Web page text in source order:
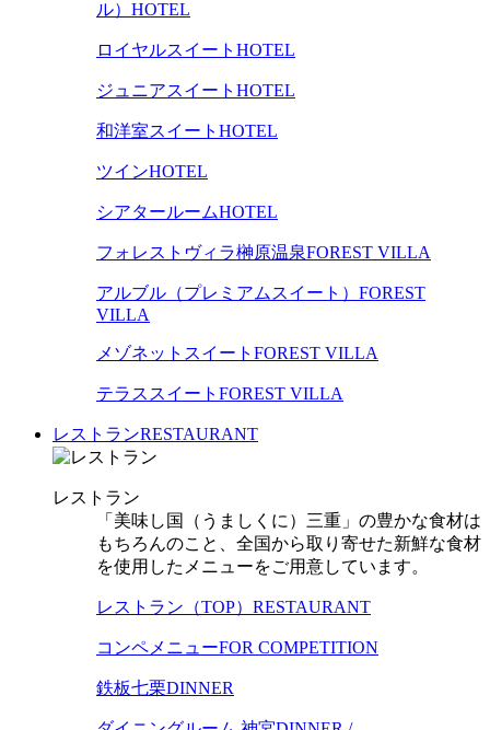
ル） HOTEL
ロイヤルスイート HOTEL
ジュニアスイート HOTEL
和洋室スイート HOTEL
ツインHOTEL
シアタールームHOTEL
フォレストヴィラ榊原温泉FOREST VILLA
アルブル（プレミアムスイート） FOREST
VILLA
メゾネットスイート FOREST VILLA
テラススイート FOREST VILLA
レストランRESTAURANT
レストラン
「美味し国（うましくに）三重」の豊かな食材は
もちろんのこと、全国から取り寄せた新鮮な食材
を使用したメニューをご用意しています。
レストラン（TOP） RESTAURANT
コンペメニューFOR COMPETITION
鉄板七栗DINNER